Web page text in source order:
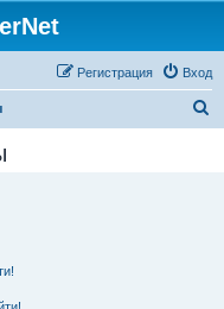
Вход
Регистрация